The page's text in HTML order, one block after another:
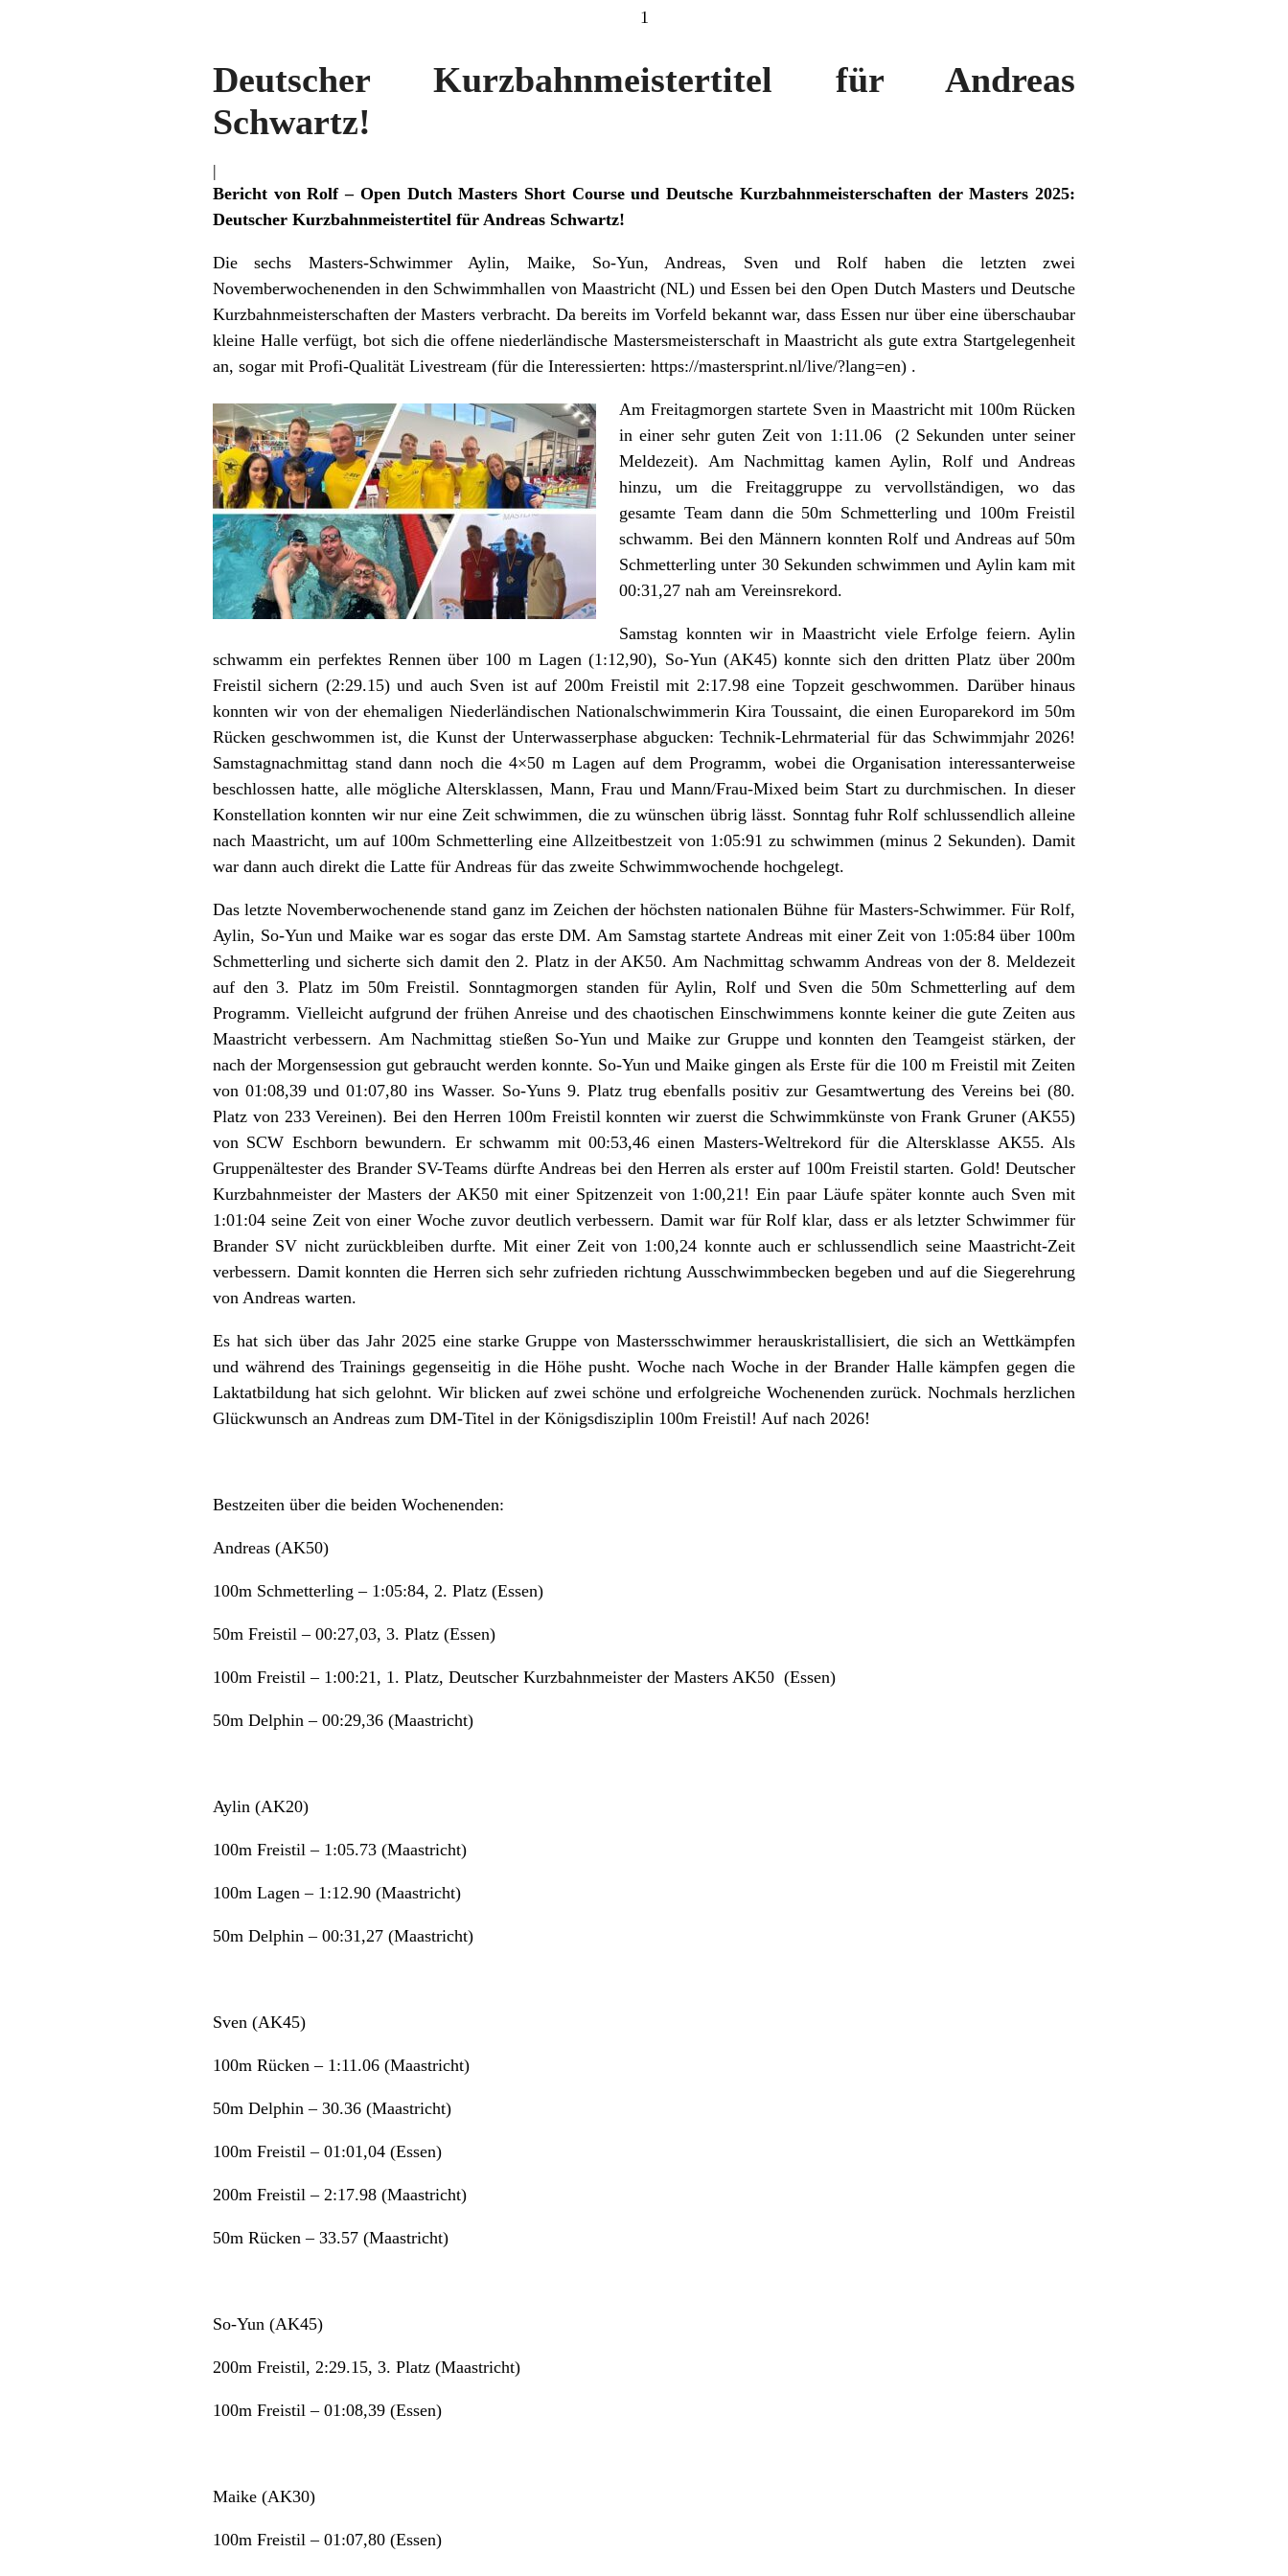
1
Deutscher Kurzbahnmeistertitel für Andreas
Schwartz!
|
Bericht von Rolf – Open Dutch Masters Short Course und Deutsche Kurzbahnmeisterschaften der Masters 2025:
Deutscher Kurzbahnmeistertitel für Andreas Schwartz!
Die sechs Masters-Schwimmer Aylin, Maike, So-Yun, Andreas, Sven und Rolf haben die letzten zwei
Novemberwochenenden in den Schwimmhallen von Maastricht (NL) und Essen bei den Open Dutch Masters und Deutsche
Kurzbahnmeisterschaften der Masters verbracht. Da bereits im Vorfeld bekannt war, dass Essen nur über eine überschaubar
kleine Halle verfügt, bot sich die offene niederländische Mastersmeisterschaft in Maastricht als gute extra Startgelegenheit
an, sogar mit Profi-Qualität Livestream (für die Interessierten: https://mastersprint.nl/live/?lang=en) .
Am Freitagmorgen startete Sven in Maastricht mit 100m Rücken
in einer sehr guten Zeit von 1:11.06 (2 Sekunden unter seiner
Meldezeit). Am Nachmittag kamen Aylin, Rolf und Andreas
hinzu, um die Freitaggruppe zu vervollständigen, wo das
gesamte Team dann die 50m Schmetterling und 100m Freistil
schwamm. Bei den Männern konnten Rolf und Andreas auf 50m
Schmetterling unter 30 Sekunden schwimmen und Aylin kam mit
00:31,27 nah am Vereinsrekord.
Samstag konnten wir in Maastricht viele Erfolge feiern. Aylin
schwamm ein perfektes Rennen über 100 m Lagen (1:12,90), So-Yun (AK45) konnte sich den dritten Platz über 200m
Freistil sichern (2:29.15) und auch Sven ist auf 200m Freistil mit 2:17.98 eine Topzeit geschwommen. Darüber hinaus
konnten wir von der ehemaligen Niederländischen Nationalschwimmerin Kira Toussaint, die einen Europarekord im 50m
Rücken geschwommen ist, die Kunst der Unterwasserphase abgucken: Technik-Lehrmaterial für das Schwimmjahr 2026!
Samstagnachmittag stand dann noch die 4×50 m Lagen auf dem Programm, wobei die Organisation interessanterweise
beschlossen hatte, alle mögliche Altersklassen, Mann, Frau und Mann/Frau-Mixed beim Start zu durchmischen. In dieser
Konstellation konnten wir nur eine Zeit schwimmen, die zu wünschen übrig lässt. Sonntag fuhr Rolf schlussendlich alleine
nach Maastricht, um auf 100m Schmetterling eine Allzeitbestzeit von 1:05:91 zu schwimmen (minus 2 Sekunden). Damit
war dann auch direkt die Latte für Andreas für das zweite Schwimmwochende hochgelegt.
Das letzte Novemberwochenende stand ganz im Zeichen der höchsten nationalen Bühne für Masters-Schwimmer. Für Rolf,
Aylin, So-Yun und Maike war es sogar das erste DM. Am Samstag startete Andreas mit einer Zeit von 1:05:84 über 100m
Schmetterling und sicherte sich damit den 2. Platz in der AK50. Am Nachmittag schwamm Andreas von der 8. Meldezeit
auf den 3. Platz im 50m Freistil. Sonntagmorgen standen für Aylin, Rolf und Sven die 50m Schmetterling auf dem
Programm. Vielleicht aufgrund der frühen Anreise und des chaotischen Einschwimmens konnte keiner die gute Zeiten aus
Maastricht verbessern. Am Nachmittag stießen So-Yun und Maike zur Gruppe und konnten den Teamgeist stärken, der
nach der Morgensession gut gebraucht werden konnte. So-Yun und Maike gingen als Erste für die 100 m Freistil mit Zeiten
von 01:08,39 und 01:07,80 ins Wasser. So-Yuns 9. Platz trug ebenfalls positiv zur Gesamtwertung des Vereins bei (80.
Platz von 233 Vereinen). Bei den Herren 100m Freistil konnten wir zuerst die Schwimmkünste von Frank Gruner (AK55)
von SCW Eschborn bewundern. Er schwamm mit 00:53,46 einen Masters-Weltrekord für die Altersklasse AK55. Als
Gruppenältester des Brander SV-Teams dürfte Andreas bei den Herren als erster auf 100m Freistil starten. Gold! Deutscher
Kurzbahnmeister der Masters der AK50 mit einer Spitzenzeit von 1:00,21! Ein paar Läufe später konnte auch Sven mit
1:01:04 seine Zeit von einer Woche zuvor deutlich verbessern. Damit war für Rolf klar, dass er als letzter Schwimmer für
Brander SV nicht zurückbleiben durfte. Mit einer Zeit von 1:00,24 konnte auch er schlussendlich seine Maastricht-Zeit
verbessern. Damit konnten die Herren sich sehr zufrieden richtung Ausschwimmbecken begeben und auf die Siegerehrung
von Andreas warten.
Es hat sich über das Jahr 2025 eine starke Gruppe von Mastersschwimmer herauskristallisiert, die sich an Wettkämpfen
und während des Trainings gegenseitig in die Höhe pusht. Woche nach Woche in der Brander Halle kämpfen gegen die
Laktatbildung hat sich gelohnt. Wir blicken auf zwei schöne und erfolgreiche Wochenenden zurück. Nochmals herzlichen
Glückwunsch an Andreas zum DM-Titel in der Königsdisziplin 100m Freistil! Auf nach 2026!
Bestzeiten über die beiden Wochenenden:
Andreas (AK50)
100m Schmetterling – 1:05:84, 2. Platz (Essen)
50m Freistil – 00:27,03, 3. Platz (Essen)
100m Freistil – 1:00:21, 1. Platz, Deutscher Kurzbahnmeister der Masters AK50 (Essen)
50m Delphin – 00:29,36 (Maastricht)
Aylin (AK20)
100m Freistil – 1:05.73 (Maastricht)
100m Lagen – 1:12.90 (Maastricht)
50m Delphin – 00:31,27 (Maastricht)
Sven (AK45)
100m Rücken – 1:11.06 (Maastricht)
50m Delphin – 30.36 (Maastricht)
100m Freistil – 01:01,04 (Essen)
200m Freistil – 2:17.98 (Maastricht)
50m Rücken – 33.57 (Maastricht)
So-Yun (AK45)
200m Freistil, 2:29.15, 3. Platz (Maastricht)
100m Freistil – 01:08,39 (Essen)
Maike (AK30)
100m Freistil – 01:07,80 (Essen)